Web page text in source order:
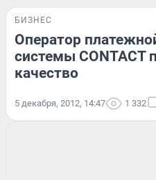
БИЗНЕС
Оператор
системы CONTACT
качество
5 декабря, 2012, 14:47 1 332